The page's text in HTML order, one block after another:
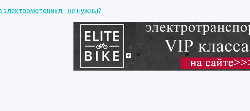
электромотоцикл - не нужны?